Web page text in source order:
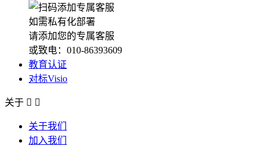
如需私有化部署
请添加您的专属客服
或致电：010-86393609
教育认证
对标Visio
关于  
关于我们
加入我们